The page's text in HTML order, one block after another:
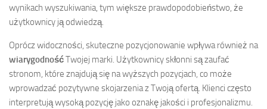
wynikach wyszukiwania, tym większe prawdopodobieństwo, że
użytkownicy ją odwiedzą.
Oprócz widoczności, skuteczne pozycjonowanie wpływa również na
wiarygodnośćTwojej marki. Użytkownicy skłonni są zaufać
stronom, które znajdują się na wyższych pozycjach, co może
wprowadzać pozytywne skojarzenia z Twoją ofertą. Klienci często
interpretują wysoką pozycję jako oznakę jakości i profesjonalizmu.